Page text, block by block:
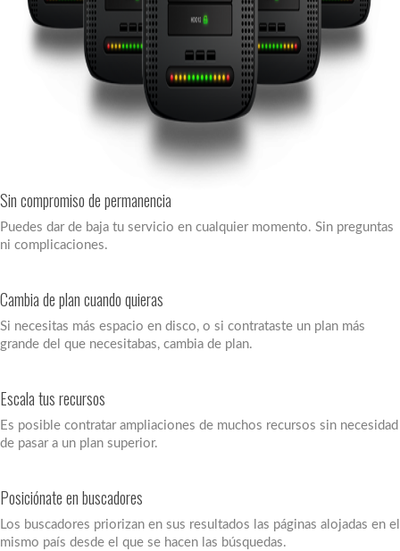
Sin compromiso de permanencia
Puedes dar de baja tu servicio en cualquier momento. Sin preguntas
ni complicaciones.
Cambia de plan cuando quieras
Si necesitas más espacio en disco, o si contrataste un plan más
grande del que necesitabas, cambia de plan.
Escala tus recursos
Es posible contratar ampliaciones de muchos recursos sin necesidad
de pasar a un plan superior.
Posiciónate en buscadores
Los buscadores priorizan en sus resultados las páginas alojadas en el
mismo país desde el que se hacen las búsquedas.